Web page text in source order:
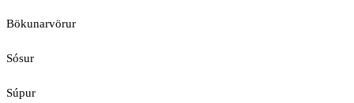
Bökunarvörur
Sósur
Súpur